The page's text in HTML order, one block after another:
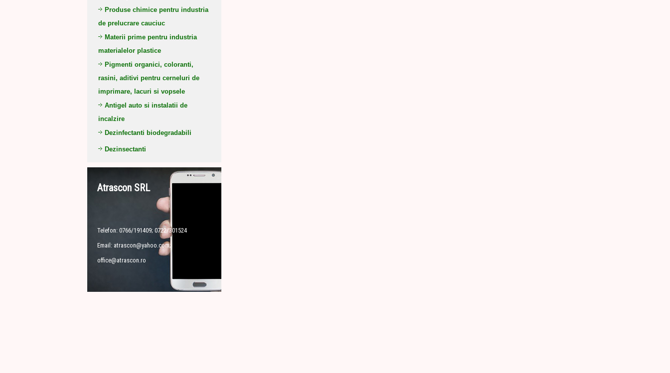
Produse chimice pentru industria
de prelucrare cauciuc
Materii prime pentru industria
materialelor plastice
Pigmenti organici, coloranti,
rasini, aditivi pentru cerneluri de
imprimare, lacuri si vopsele
Antigel auto si instalatii de
incalzire
Dezinfectanti biodegradabili
Dezinsectanti
Atrascon SRL
Telefon: 0766/191409; 0722/301524
Email: atrascon@yahoo.com;
office@atrascon.ro